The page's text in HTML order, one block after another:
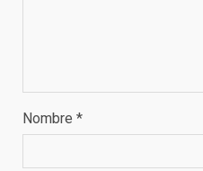
Nombre *